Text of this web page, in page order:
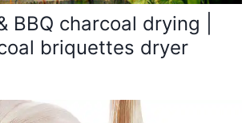
BBQ charcoal drying |
briquettes dryer